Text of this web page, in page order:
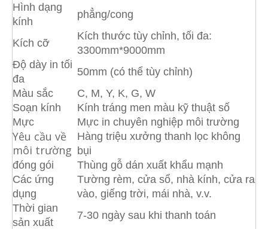
Hình dạng
kính
phẳng/cong
Kích cỡ
Kích thước tùy chỉnh, tối đa:
3300mm*9000mm
Độ dày in tối
đa
50mm (có thể tùy chỉnh)
Màu sắc
C, M, Y, K, G, W
Soạn kính
Kính tráng men màu kỹ thuật số
Mực
Mực in chuyên nghiệp môi trường
Yêu cầu về
môi trường
Hàng triệu xưởng thanh lọc không
bụi
đóng gói
Thùng gỗ dán xuất khẩu mạnh
Các ứng
dụng
Tường rèm, cửa sổ, nhà kính, cửa ra
vào, giếng trời, mái nhà, v.v.
Thời gian
sản xuất
7-30 ngày sau khi thanh toán